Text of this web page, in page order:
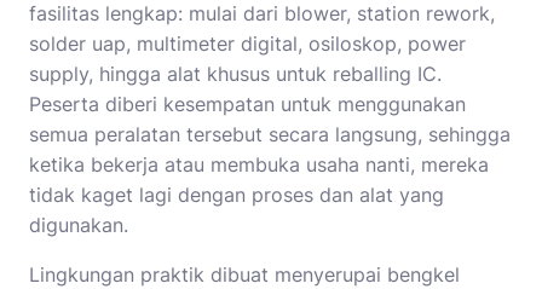
fasilitas lengkap: mulai dari blower, station rework,
solder uap, multimeter digital, osiloskop, power
supply, hingga alat khusus untuk reballing IC.
Peserta diberi kesempatan untuk menggunakan
semua peralatan tersebut secara langsung, sehingga
ketika bekerja atau membuka usaha nanti, mereka
tidak kaget lagi dengan proses dan alat yang
digunakan.
Lingkungan praktik dibuat menyerupai bengkel